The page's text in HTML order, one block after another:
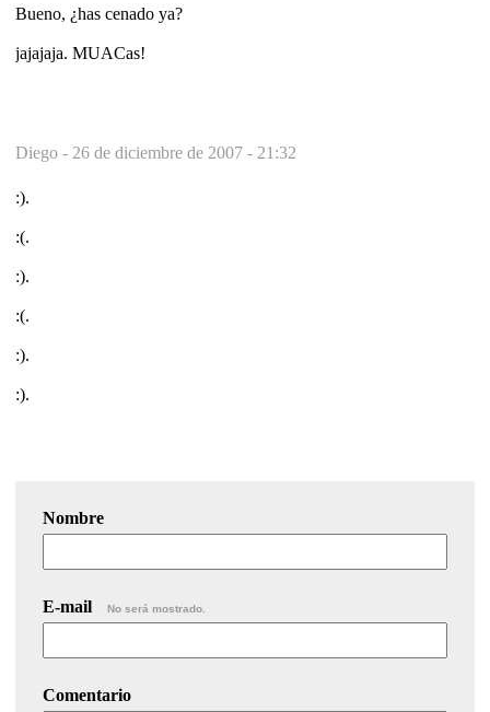
Bueno, ¿has cenado ya?
jajajaja. MUACas!
Diego - 26 de diciembre de 2007 - 21:32
:).
:(.
:).
:(.
:).
:).
Nombre
E-mail No será mostrado.
Comentario